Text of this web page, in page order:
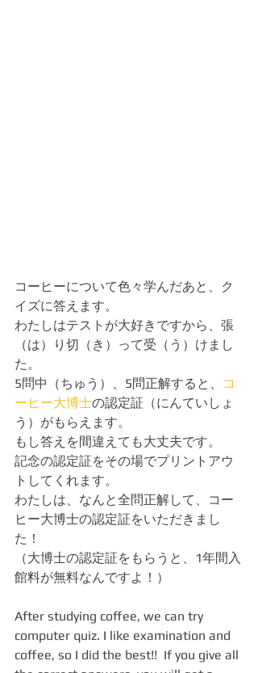
コーヒーについて色々学んだあと、ク
イズに答えます。
わたしはテストが大好きですから、張
（は）り切（き）って受（う）けまし
た。
5問中（ちゅう）、5問正解すると、
コ
ーヒー大博士の認定証（にんていしょ
う）がもらえます。
もし答えを間違えても大丈夫です。
記念の認定証をその場でプリントアウ
トしてくれます。
わたしは、なんと全問正解して、コー
ヒー大博士の認定証をいただきまし
た！
（大博士の認定証をもらうと、1年間入
館料が無料なんですよ！）
After studying coffee, we can try
computer quiz. I like examination and
coffee, so I did the best!!  If you give all